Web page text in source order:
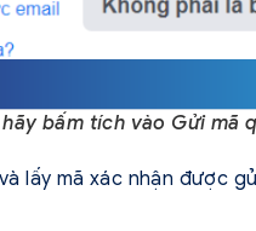
bấm tích vào Gửi mã
lấy mã xác nhận được